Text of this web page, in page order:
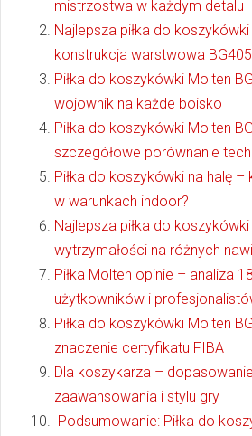
mistrzostwa w każdym detalu
Najlepsza piłka do
konstrukcja warstwowa
Piłka do koszykówki Molten
wojownik na każde boisko
Piłka do koszykówki Molten
szczegółowe porównanie
Piłka do koszykówki na halę
w warunkach indoor?
Najlepsza piłka do
wytrzymałości na różnych
Piłka Molten opinie – analiza
użytkowników i
Piłka do koszykówki Molten
znaczenie certyfikatu FIBA
Dla koszykarza –
zaawansowania i stylu gry
Podsumowanie: Piłka do